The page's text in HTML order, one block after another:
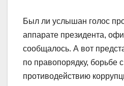
Был ли услышан голос
аппарате президента,
сообщалось. А вот
по правопорядку, борьбе
противодействию